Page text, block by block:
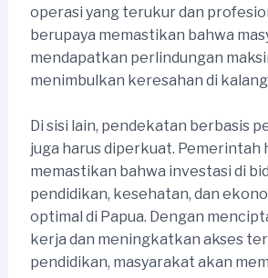
operasi yang terukur dan
berupaya memastikan bahwa
mendapatkan perlindungan
menimbulkan keresahan di
Di sisi lain, pendekatan berbasis
juga harus diperkuat. Pemerintah
memastikan bahwa investasi di
pendidikan, kesehatan, dan
optimal di Papua. Dengan
kerja dan meningkatkan akses
pendidikan, masyarakat akan